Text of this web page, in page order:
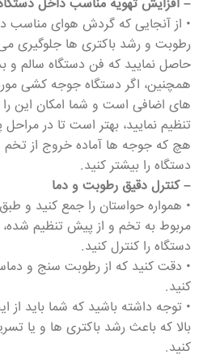
– افزایش تهویه مناسب داخل
• از آنجایی که گردش هوای مناسب
رطوبت و رشد باکتری ها جلوگیری می
حاصل نمایید که فن دستگاه سالم و
همچنین، اگر دستگاه جوجه کشی
های اضافی است و شما امکان این را
تنظیم نمایید، بهتر است تا در
هچ که جوجه ها آماده خروج از تخم
دستگاه را بیشتر کنید.
– کنترل دقیق رطوبت و دما
• همواره حواستان را جمع کنید و
مربوط به تخم و از پیش تنظیم
دستگاه را کنترل کنید.
• دقت کنید که از رطوبت سنج و
کنید.
• توجه داشته باشید که شما باید از
بالا که باعث رشد باکتری ها و یا
کنید.